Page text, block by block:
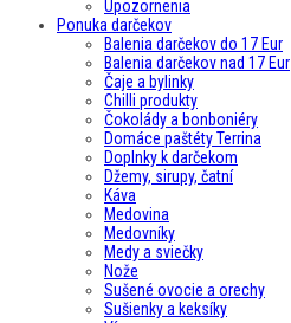
Upozornenia
Ponuka darčekov
Balenia darčekov do 17 Eur
Balenia darčekov nad 17 Eur
Čaje a bylinky
Chilli produkty
Čokolády a bonboniéry
Domáce paštéty Terrina
Doplnky k darčekom
Džemy, sirupy, čatní
Káva
Medovina
Medovníky
Medy a sviečky
Nože
Sušené ovocie a orechy
Sušienky a keksíky